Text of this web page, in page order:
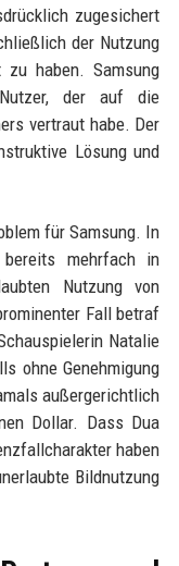
zugesichert
der Nutzung
zu haben. Samsung
der auf die
vertraut habe. Der
Lösung und
für Samsung. In
mehrfach in
Nutzung von
Fall betraf
Natalie
ohne Genehmigung
außergerichtlich
Dollar. Dass Dua
haben
Bildnutzung